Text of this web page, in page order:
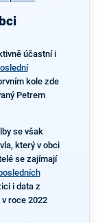
účastní i
kole zde
Petrem
se však
který v obci
se zajímají
i data z
v roce 2022